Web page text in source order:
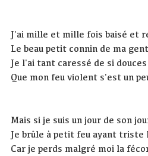
J'ai mille et mille fois baisé et
Le beau petit connin de ma
Je l'ai tant caressé de si
Que mon feu violent s'est un
Mais si je suis un jour de son
Je brûle à petit feu ayant triste
Car je perds malgré moi la